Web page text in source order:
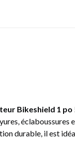
Bikeshield 1 po
durable, il est